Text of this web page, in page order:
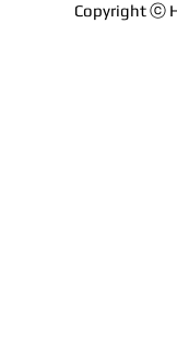
Copyright ⓒ